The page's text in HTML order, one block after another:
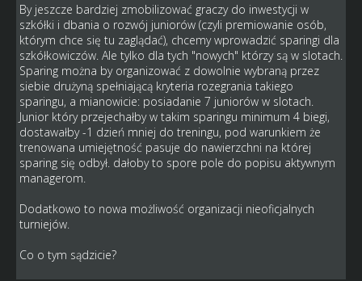
By jeszcze bardziej zmobilizować graczy do inwestycji w
szkółki i dbania o rozwój juniorów (czyli premiowanie osób,
którym chce się tu zaglądać), chcemy wprowadzić sparingi dla
szkółkowiczów. Ale tylko dla tych "nowych" którzy są w slotach.
Sparing można by organizować z dowolnie wybraną przez
siebie drużyną spełniającą kryteria rozegrania takiego
sparingu, a mianowicie: posiadanie 7 juniorów w slotach.
Junior który przejechałby w takim sparingu minimum 4 biegi,
dostawałby -1 dzień mniej do treningu, pod warunkiem że
trenowana umiejętność pasuje do nawierzchni na której
sparing się odbył. dałoby to spore pole do popisu aktywnym
managerom.
Dodatkowo to nowa możliwość organizacji nieoficjalnych
turniejów.
Co o tym sądzicie?